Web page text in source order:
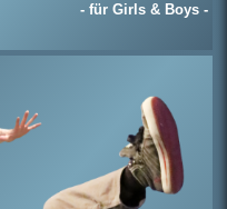
- für Girls & Boys -